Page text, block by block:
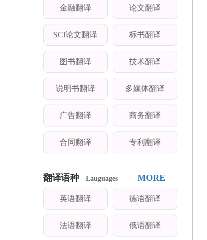
金融翻译 论文翻译
SCI论文翻译 标书翻译
图书翻译 技术翻译
说明书翻译 多媒体翻译
广告翻译 商务翻译
合同翻译 专利翻译
翻译语种 Lauguages MORE
英语翻译 德语翻译
法语翻译 俄语翻译